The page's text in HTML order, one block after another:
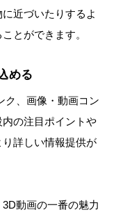
近づいたりするよ
とができます。
める
ク、画像・動画コン
の注目ポイントや
詳しい情報提供が
動画の一番の魅力